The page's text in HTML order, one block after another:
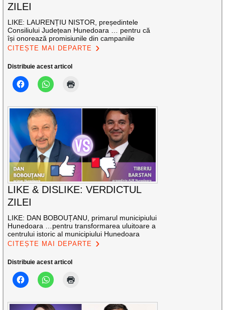
ZILEI
LIKE: LAURENȚIU NISTOR, președintele
Consiliului Județean Hunedoara … pentru că
își onorează promisiunile din campaniile
CITEȘTE MAI DEPARTE
Distribuie acest articol
LIKE & DISLIKE: VERDICTUL
ZILEI
LIKE: DAN BOBOUȚANU, primarul municipiului
Hunedoara …pentru transformarea uluitoare a
centrului istoric al municipiului Hunedoara
CITEȘTE MAI DEPARTE
Distribuie acest articol